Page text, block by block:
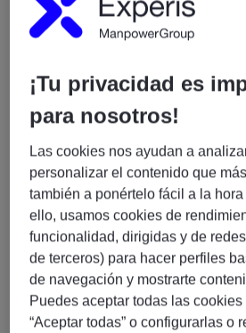
Gestión de puestos de trabajo y
endpoints (GPO +
Administración de
Definición debaselines de
hardening, parcheo y ciclo
Diseño y operación de
Resolución de incidencias
endpoints (BitLocker,
drivers).
¡Tu privacidad es
para nosotros!
Las cookies nos ayudan a
personalizar el contenido que
también a ponértelo fácil a la
ello, usamos cookies de
funcionalidad, dirigidas y de
de terceros) para hacer perfiles
de navegación y mostrarte
Puedes aceptar todas las
“Aceptar todas” o configurarlas o